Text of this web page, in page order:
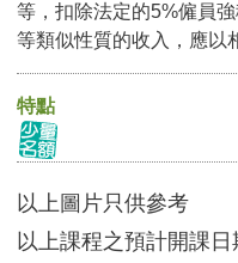
等，扣除法定的5%僱員
等類似性質的收入，應以
特點
以上圖片只供參考
以上課程之預計開課